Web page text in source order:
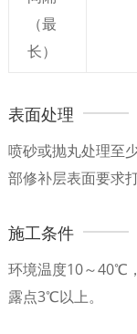
（最
长）
表面处理
喷砂或抛丸处理至
部修补层表面要求
施工条件
环境温度10～40℃
露点3℃以上。